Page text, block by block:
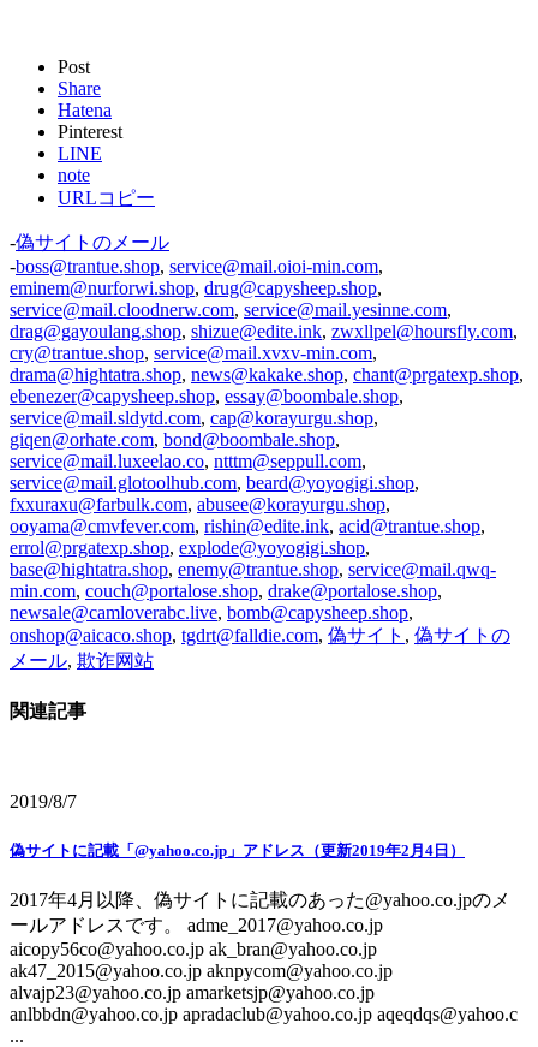
Post
Share
Hatena
Pinterest
LINE
note
URLコピー
-偽サイトのメール
-boss@trantue.shop, service@mail.oioi-min.com,
eminem@nurforwi.shop, drug@capysheep.shop,
service@mail.cloodnerw.com, service@mail.yesinne.com,
drag@gayoulang.shop, shizue@edite.ink, zwxllpel@hoursfly.com,
cry@trantue.shop, service@mail.xvxv-min.com,
drama@hightatra.shop, news@kakake.shop, chant@prgatexp.shop,
ebenezer@capysheep.shop, essay@boombale.shop,
service@mail.sldytd.com, cap@korayurgu.shop,
giqen@orhate.com, bond@boombale.shop,
service@mail.luxeelao.co, ntttm@seppull.com,
service@mail.glotoolhub.com, beard@yoyogigi.shop,
fxxuraxu@farbulk.com, abusee@korayurgu.shop,
ooyama@cmvfever.com, rishin@edite.ink, acid@trantue.shop,
errol@prgatexp.shop, explode@yoyogigi.shop,
base@hightatra.shop, enemy@trantue.shop, service@mail.qwq-
min.com, couch@portalose.shop, drake@portalose.shop,
newsale@camloverabc.live, bomb@capysheep.shop,
onshop@aicaco.shop, tgdrt@falldie.com, 偽サイト , 偽サイトの
メール, 欺诈网站
関連記事
2019/8/7
偽サイトに記載「@yahoo.co.jp」アドレス（更新2019年2月4日）
2017年4月以降、偽サイトに記載のあった@yahoo.co.jpのメ
ールアドレスです。 adme_2017@yahoo.co.jp
aicopy56co@yahoo.co.jp ak_bran@yahoo.co.jp
ak47_2015@yahoo.co.jp aknpycom@yahoo.co.jp
alvajp23@yahoo.co.jp amarketsjp@yahoo.co.jp
anlbbdn@yahoo.co.jp apradaclub@yahoo.co.jp aqeqdqs@yahoo.c
...